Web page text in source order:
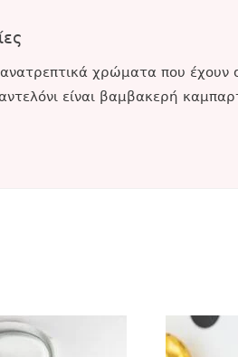
χρώματα που έχουν
είναι βαμβακερή